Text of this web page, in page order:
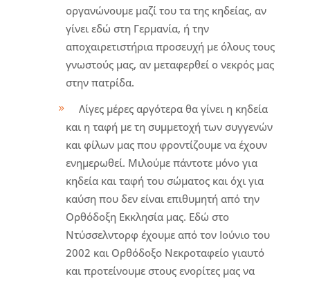
οργανώνουμε μαζί του τα της κηδείας, αν
γίνει εδώ στη Γερμανία, ή την
αποχαιρετιστήρια προσευχή με όλους τους
γνωστούς μας, αν μεταφερθεί ο νεκρός μας
στην πατρίδα.
Λίγες μέρες αργότερα θα γίνει η κηδεία
και η ταφή με τη συμμετοχή των συγγενών
και φίλων μας που φροντίζουμε να έχουν
ενημερωθεί. Μιλούμε πάντοτε μόνο για
κηδεία και ταφή του σώματος και όχι για
καύση που δεν είναι επιθυμητή από την
Ορθόδοξη Εκκλησία μας. Εδώ στο
Ντύσσελντορφ έχουμε από τον Ιούνιο του
2002 και Ορθόδοξο Νεκροταφείο γιαυτό
και προτείνουμε στους ενορίτες μας να